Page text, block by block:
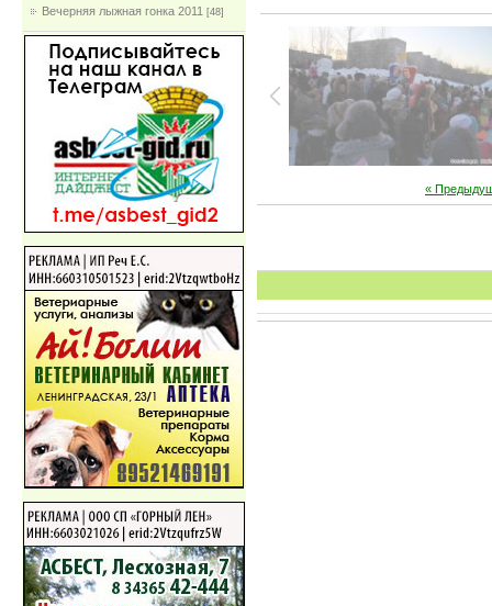
Вечерняя лыжная гонка 2011 [48]
«